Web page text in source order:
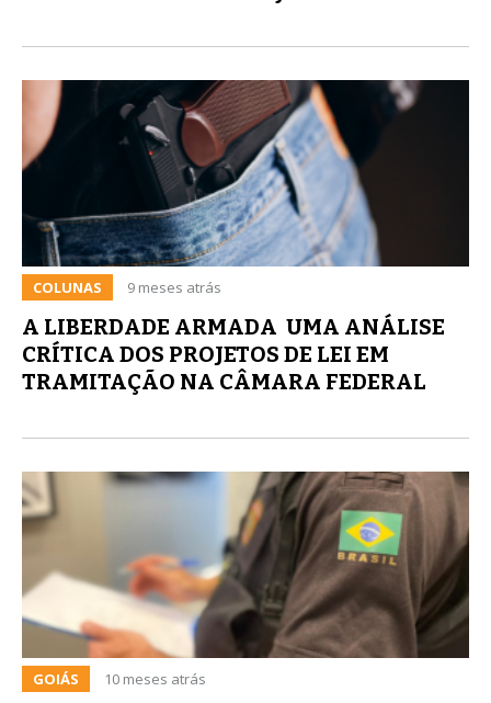
COLUNAS 9 meses atrás
A LIBERDADE ARMADA  UMA ANÁLISE
CRÍTICA DOS PROJETOS DE LEI EM
TRAMITAÇÃO NA CÂMARA FEDERAL
GOIÁS 10 meses atrás